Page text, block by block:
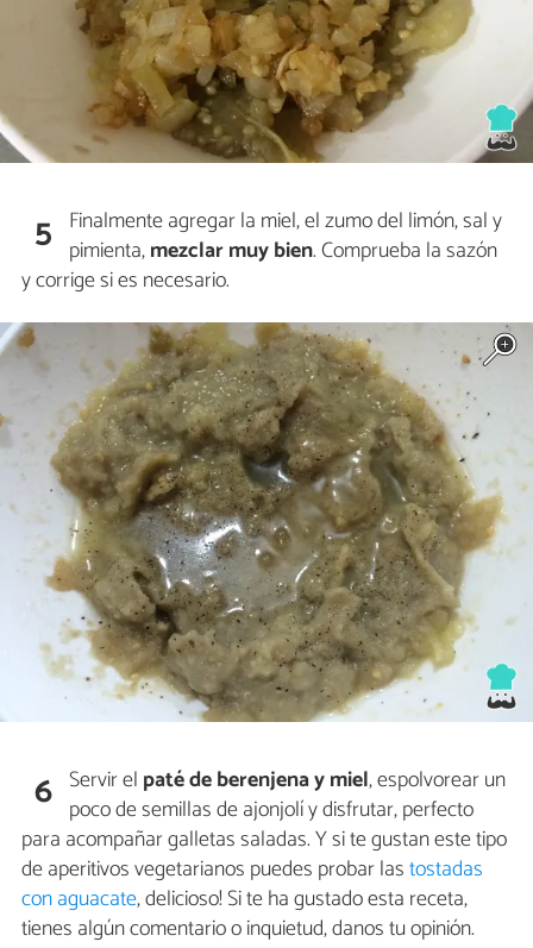
5 Finalmente agregar la miel, el zumo del limón, sal y
pimienta,mezclar muy bien. Comprueba la sazón
y corrige si es necesario.
6 Servir el paté de berenjena y miel, espolvorear un
poco de semillas de ajonjolí y disfrutar, perfecto
para acompañar galletas saladas. Y si te gustan este tipo
de aperitivos vegetarianos puedes probar lastostadas
con aguacate, delicioso! Si te ha gustado esta receta,
tienes algún comentario o inquietud, danos tu opinión.